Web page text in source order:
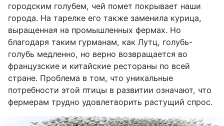
городским голубем, чей помет покрывает наши
города. На тарелке его также заменила курица,
выращенная на промышленных фермах. Но
благодаря таким гурманам, как Лутц, голубь-
голубь медленно, но верно возвращается во
французские и китайские рестораны по всей
стране. Проблема в том, что уникальные
потребности этой птицы в развитии означают, что
фермерам трудно удовлетворить растущий спрос.